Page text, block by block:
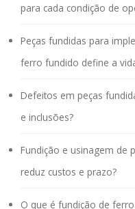
para cada condição de
Peças fundidas para
ferro fundido define a
Defeitos em peças
e inclusões?
Fundição e usinagem de
reduz custos e prazo?
O que é fundição de